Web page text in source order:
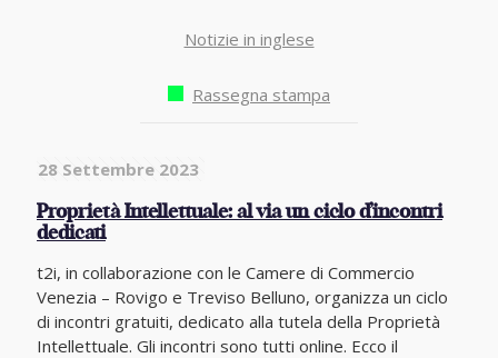
Notizie in inglese
Rassegna stampa
28 Settembre 2023
Proprietà Intellettuale: al via un ciclo d’incontri
dedicati
t2i, in collaborazione con le Camere di Commercio
Venezia – Rovigo e Treviso Belluno, organizza un ciclo
di incontri gratuiti, dedicato alla tutela della Proprietà
Intellettuale. Gli incontri sono tutti online. Ecco il